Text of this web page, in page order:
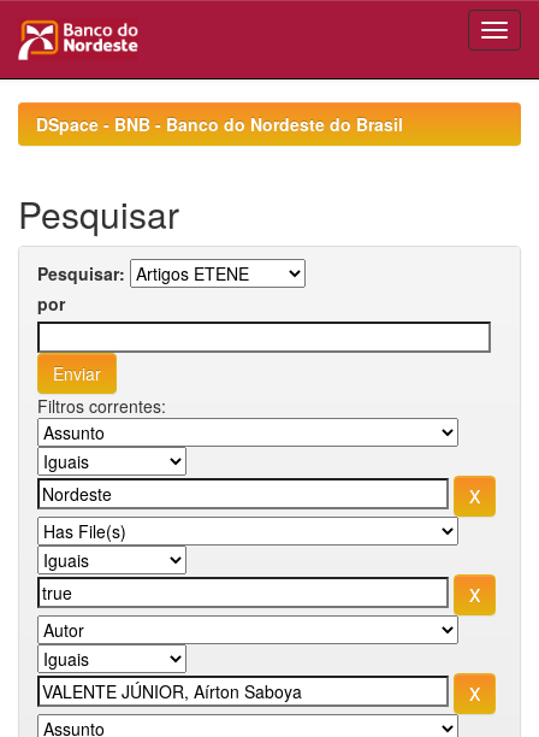
navigationDSpace - BNB - Banco do Nordeste do Brasil
Pesquisar
Pesquisar:
por
Filtros correntes: